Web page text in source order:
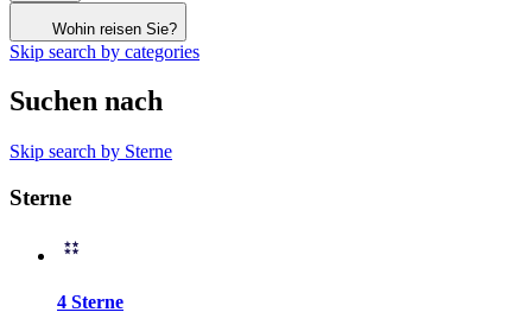
Wohin reisen Sie?
Skip search by categories
Suchen nach
Skip search by Sterne
Sterne
4 Sterne